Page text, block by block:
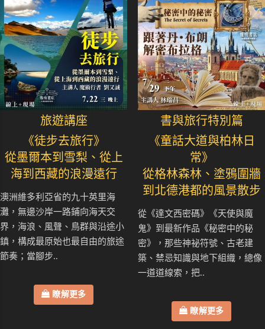
旅遊講座
《徒步去旅行》
從墨爾本到雪梨、從上
海到西藏的浪漫遠行
澳洲維多利亞省的九十英里海
灘，無邊沙岸一路鋪向海天交
界，海浪、風聲、鳥群與沿途小
鎮，構成最原始也最自由的旅途
節奏；當腳步..
瞭解更多
書與旅行特別篇
《童話大道與柏林日
常》
從格林森林、塗鴉圍牆
到北德港都的風景散步
從《達文西密碼》《天使與魔
鬼》到最新作品《秘密中的秘
密》，那些神祕符號、古老建
築、禁忌知識與地下組織，總像
一道道線索，把..
瞭解更多